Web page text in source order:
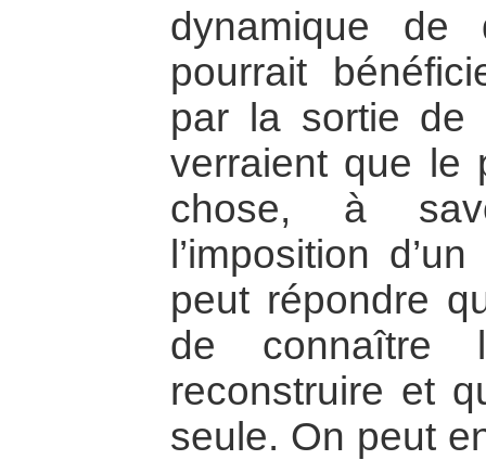
dynamique de
pourrait
par la sortie de
verraient que le
chose, à
l’imposition
peut répondre
de connaître
reconstruire et
seule. On peut